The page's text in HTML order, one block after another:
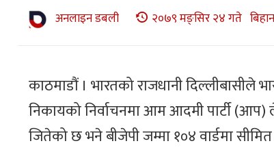
अनलाइन डबली २०७९ मङ्सिर २४ गते
काठमाडौं । भारतको राजधानी दिल्लीबासीले
निकायको निर्वाचनमा आम आदमी पार्टी
जितेको छ भने बीजेपी जम्मा १०४ वार्डमा